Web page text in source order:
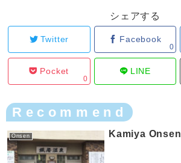
シェアする
Twitter Facebook
0
Pocket
0
LINE
Recommend
Onsen Kamiya Onsen